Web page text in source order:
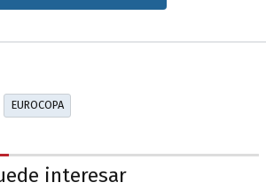
EUROCOPA
interesar